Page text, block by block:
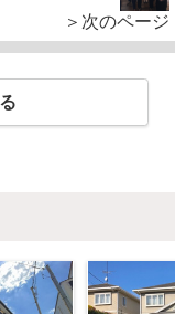
＞次のページ